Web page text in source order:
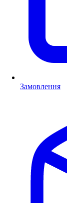
Замовлення